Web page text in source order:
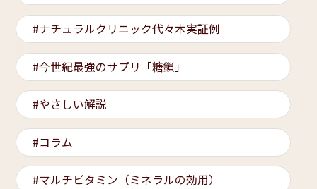
ナチュラルクリニック代々木実証例
今世紀最強のサプリ「糖鎖」
やさしい解説
コラム
マルチビタミン（ミネラルの効用）